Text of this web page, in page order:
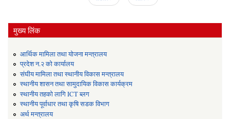
मुख्य लिंक
आर्थिक मामिला तथा योजना मन्त्रालय
प्रदेश न.२ को कार्यालय
संघीय मामिला तथा स्थानीय विकास मन्त्रालय
स्थानीय शासन तथा सामुदायिक विकास कार्यक्रम
स्थानीय तहको लागि ICT ब्लग
स्थानीय पूर्वाधार तथा कृषि सडक विभाग
अर्थ मन्त्रालय